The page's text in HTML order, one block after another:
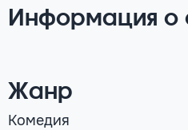
Информация о
Жанр
Комедия